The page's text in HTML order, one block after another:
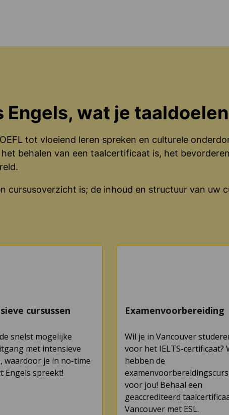
wat je
tot vloeiend leren spreken en culturele
behalen van een taalcertificaat is, het
cursusoverzicht is; de inhoud en structuur van uw
cursussen
snelst mogelijke
met intensieve
waardoor je in no-time
Engels spreekt!
Examenvoorbereiding
Wil je in Vancouver
voor het IELTS-certificaat?
hebben de
voor jou! Behaal een
geaccrediteerd
Vancouver met ESL.